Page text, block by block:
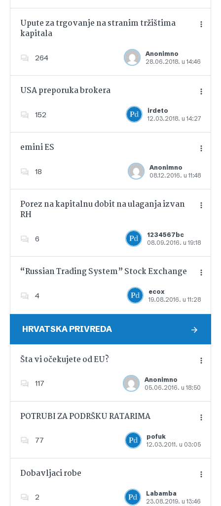
Upute za trgovanje na stranim tržištima
kapitala
264
Anonimno
28.06.2018. u 14:46
Dodajte u favorite
USA preporuka brokera
152
irdeto
12.03.2018. u 14:27
Dodajte u favorite
emini ES
18
Anonimno
08.12.2016. u 11:48
Dodajte u favorite
Porez na kapitalnu dobit na ulaganja izvan
RH
6
1234567bc
08.09.2016. u 19:18
Dodajte u favorite
“Russian Trading System” Stock Exchange
4
ecox
19.08.2016. u 11:28
Dodajte u favorite
HRVATSKA PRIVREDA
Šta vi očekujete od EU?
117
Anonimno
05.06.2016. u 18:50
Dodajte u favorite
POTRUBI ZA PODRŠKU RATARIMA
77
pofuk
12.03.2011. u 03:05
Dodajte u favorite
Dobavljaci robe
2
Labamba
23.08.2019. u 13:46
Dodajte u favorite